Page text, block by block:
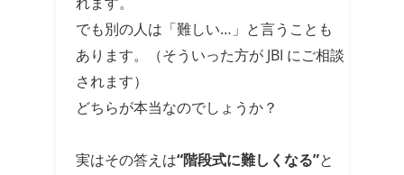
でも別の人は「難しい…」と言うことも
あります。（そういった方が JBI にご相談
されます）
どちらが本当なのでしょうか？
実はその答えは“階段式に難しくなる”と